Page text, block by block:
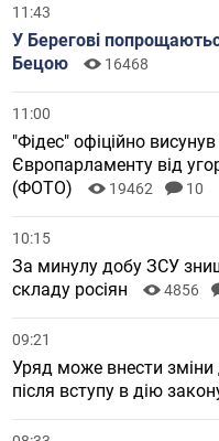
11:43
У Берегові
Бецою
16468
11:00
"Фідес" офіційно
Європарламенту від
(ФОТО)
19462 10
10:15
За минулу добу ЗСУ
складу росіян
4856
09:21
Уряд може внести
після вступу в дію